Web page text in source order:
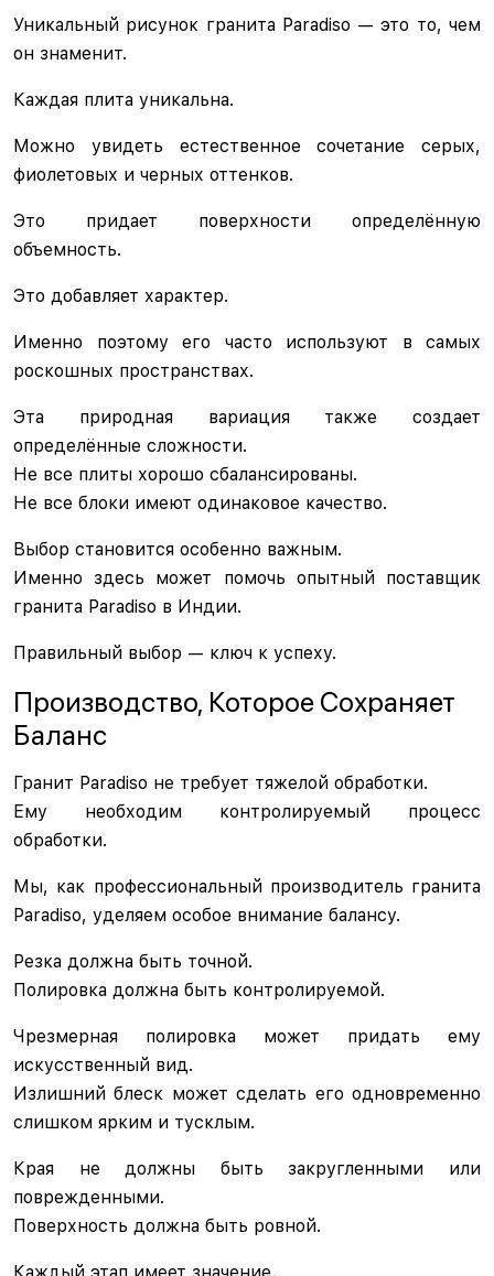
Уникальный рисунок гранита Paradiso — это то, чем
он знаменит.
Каждая плита уникальна.
Можно увидеть естественное сочетание серых,
фиолетовых и черных оттенков.
Это придает поверхности определённую
объемность.
Это добавляет характер.
Именно поэтому его часто используют в самых
роскошных пространствах.
Эта природная вариация также создает
определённые сложности.
Не все плиты хорошо сбалансированы.
Не все блоки имеют одинаковое качество.
Выбор становится особенно важным.
Именно здесь может помочь опытный поставщик
гранита Paradiso в Индии.
Правильный выбор — ключ к успеху.
Производство, Которое Сохраняет
Баланс
Гранит Paradiso не требует тяжелой обработки.
Ему необходим контролируемый процесс
обработки.
Мы, как профессиональный производитель гранита
Paradiso, уделяем особое внимание балансу.
Резка должна быть точной.
Полировка должна быть контролируемой.
Чрезмерная полировка может придать ему
искусственный вид.
Излишний блеск может сделать его одновременно
слишком ярким и тусклым.
Края не должны быть закругленными или
поврежденными.
Поверхность должна быть ровной.